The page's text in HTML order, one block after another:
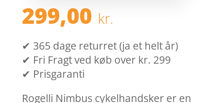
299,00 kr.
✔ 365 dage returret (ja et helt år)
✔ Fri Fragt ved køb over kr. 299
✔ Prisgaranti
Rogelli Nimbus cykelhandsker er en